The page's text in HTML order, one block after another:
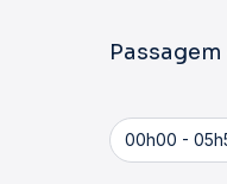
00h00 -